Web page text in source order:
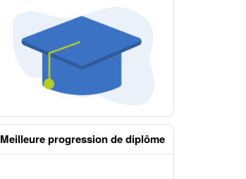
Meilleure progression de diplôme